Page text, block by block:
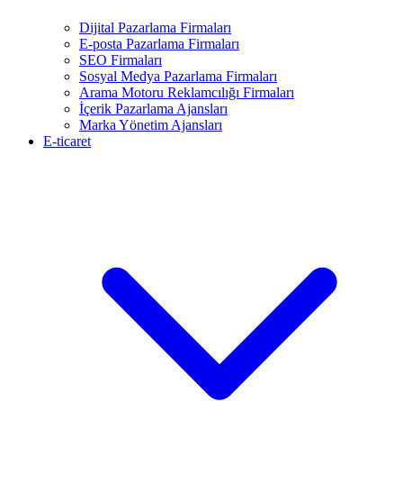
Dijital Pazarlama Firmaları
E-posta Pazarlama Firmaları
SEO Firmaları
Sosyal Medya Pazarlama Firmaları
Arama Motoru Reklamcılığı Firmaları
İçerik Pazarlama Ajansları
Marka Yönetim Ajansları
E-ticaret